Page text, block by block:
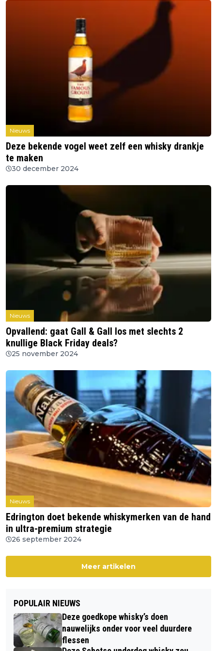
Nieuws
Deze bekende vogel weet zelf een whisky drankje
te maken
30 december 2024
Nieuws
Opvallend: gaat Gall & Gall los met slechts 2
knullige Black Friday deals?
25 november 2024
Nieuws
Edrington doet bekende whiskymerken van de hand
in ultra-premium strategie
26 september 2024
Meer artikelen
POPULAIR NIEUWS
Deze goedkope whisky’s doen
nauwelijks onder voor veel duurdere
flessen